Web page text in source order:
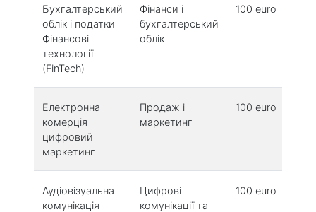
Бухгалтерський
облік і податки
Фінансові
технології
(FinTech)
Фінанси і
бухгалтерський
облік
100 euro
Електронна
комерція
цифровий
маркетинг
Продаж і
маркетинг
100 euro
Аудіовізуальна
комунікація
Цифрові
комунікації та
100 euro